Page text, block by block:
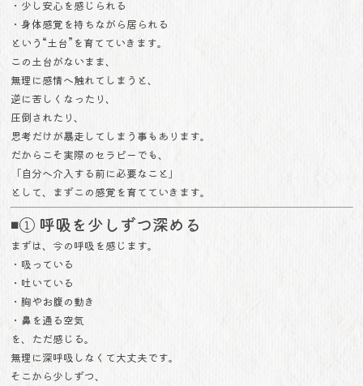
・少し安心を感じられる
・身体感覚を持ちながら居られる
という“土台”を育てていきます。
この土台がないまま、
無理に感情へ触れてしまうと、
逆に苦しくなったり、
圧倒されたり、
思考だけが暴走してしまう事もあります。
だからこそ実際のセラピーでも、
「自分へ介入する前に必要なこと」
として、まずこの感覚を育てていきます。
◾️① 呼吸を少しずつ深める
まずは、今の呼吸を感じます。
・吸っている
・吐いている
・胸やお腹の動き
・鼻を通る空気
を、ただ感じる。
無理に深呼吸しなくて大丈夫です。
そこから少しずつ、